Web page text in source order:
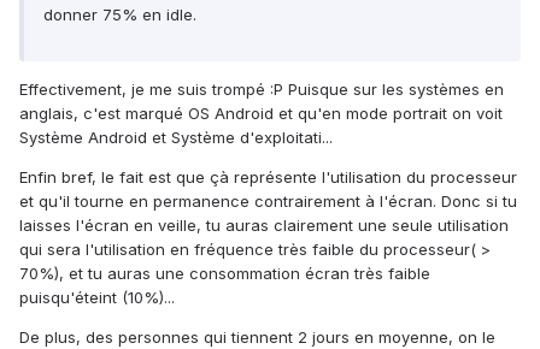
donner 75% en idle.
Effectivement, je me suis trompé :P Puisque sur les systèmes en
anglais, c'est marqué OS Android et qu'en mode portrait on voit
Système Android et Système d'exploitati...
Enfin bref, le fait est que çà représente l'utilisation du processeur
et qu'il tourne en permanence contrairement à l'écran. Donc si tu
laisses l'écran en veille, tu auras clairement une seule utilisation
qui sera l'utilisation en fréquence très faible du processeur( >
70%), et tu auras une consommation écran très faible
puisqu'éteint (10%)...
De plus, des personnes qui tiennent 2 jours en moyenne, on le